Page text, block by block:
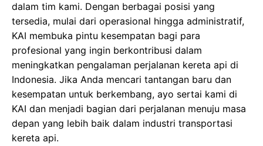
dalam tim kami. Dengan berbagai posisi yang
tersedia, mulai dari operasional hingga administratif,
KAI membuka pintu kesempatan bagi para
profesional yang ingin berkontribusi dalam
meningkatkan pengalaman perjalanan kereta api di
Indonesia. Jika Anda mencari tantangan baru dan
kesempatan untuk berkembang, ayo sertai kami di
KAI dan menjadi bagian dari perjalanan menuju masa
depan yang lebih baik dalam industri transportasi
kereta api.